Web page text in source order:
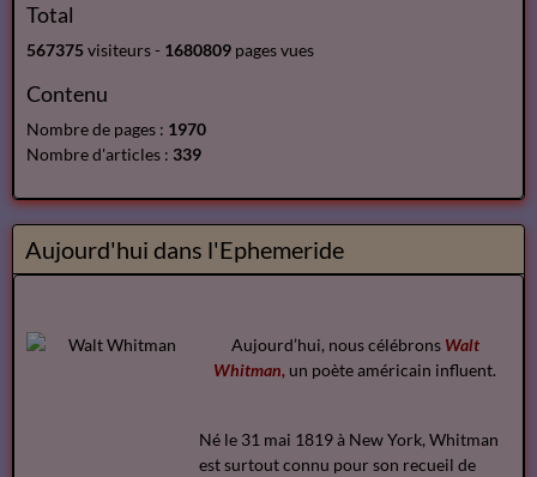
Total
567375visiteurs - 1680809 pages vues
Contenu
Nombre de pages : 1970
Nombre d'articles : 339
Aujourd'hui dans l'Ephemeride
Aujourd’hui, nous célébrons Walt
Whitman, un poète américain influent.
Né le 31 mai 1819 à New York, Whitman
est surtout connu pour son recueil de